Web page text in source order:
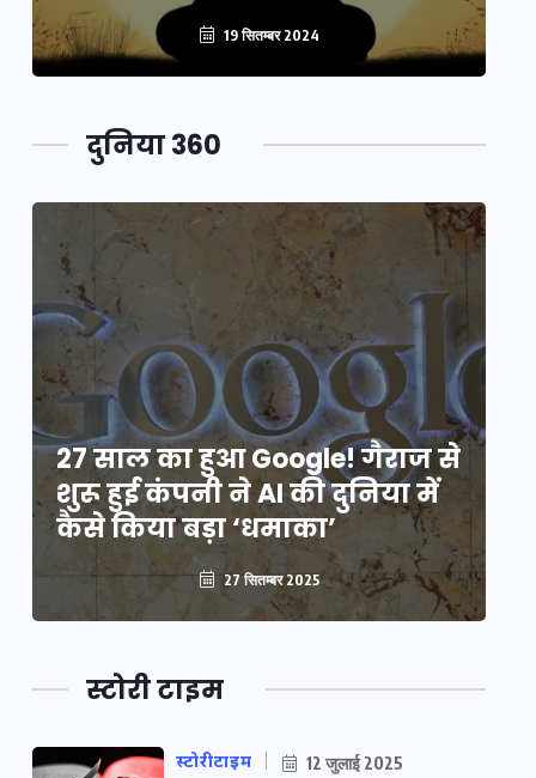
19 सितम्बर 2024
दुनिया 360
27 साल का हुआ Google! गैराज से
शुरू हुई कंपनी ने AI की दुनिया में
कैसे किया बड़ा ‘धमाका’
27 सितम्बर 2025
स्टोरी टाइम
स्टोरीटाइम 12 जुलाई 2025